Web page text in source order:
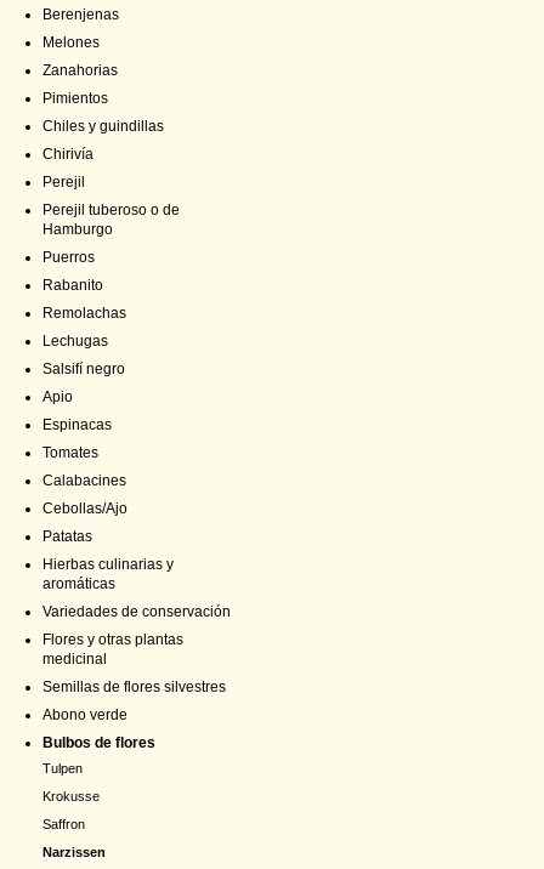
Berenjenas
Melones
Zanahorias
Pimientos
Chiles y guindillas
Chirivía
Perejil
Perejil tuberoso o de
Hamburgo
Puerros
Rabanito
Remolachas
Lechugas
Salsifí negro
Apio
Espinacas
Tomates
Calabacines
Cebollas/Ajo
Patatas
Hierbas culinarias y
aromáticas
Variedades de conservación
Flores y otras plantas
medicinal
Semillas de flores silvestres
Abono verde
Bulbos de flores
Tulpen
Krokusse
Saffron
Narzissen